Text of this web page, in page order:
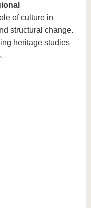
of culture in
structural change.
heritage studies